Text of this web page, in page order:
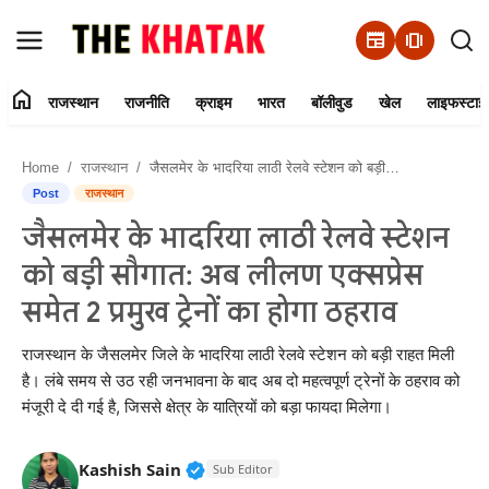
newspaper amp_stories
Contact Us
राजस्थान
राजनीति
क्राइम
भारत
बॉलीवुड
home राजस्थान राजनीति क्राइम भारत बॉलीवुड खेल
Home राजस्थान जैसलमेर के भादरिया लाठी रेलवे स्टेशन को बड़ी सौगात: अब लीलण एक्सप्रेस समेत 2 प्रमुख ट्रेनों का होगा ठहराव
Post राजस्थान
जैसलमेर के भादरिया लाठी रेलवे स्टेशन
को बड़ी सौगात: अब लीलण एक्सप्रेस
समेत 2 प्रमुख ट्रेनों का होगा ठहराव
राजस्थान के जैसलमेर जिले के भादरिया लाठी रेलवे स्टेशन को बड़ी राहत मिली
है। लंबे समय से उठ रही जनभावना के बाद अब दो महत्वपूर्ण ट्रेनों के ठहराव को
मंजूरी दे दी गई है, जिससे क्षेत्र के यात्रियों को बड़ा फायदा मिलेगा।
Kashish Sain Verified Public Figure • 11 Jun,
Sub Editor